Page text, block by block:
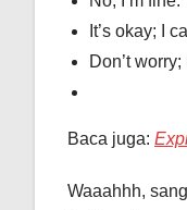
It’s okay; I
Don’t
Baca juga:
Waaahhh,